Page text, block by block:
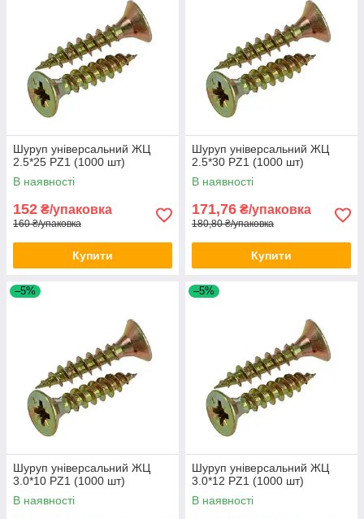
Шуруп універсальний ЖЦ
2.5*25 PZ1 (1000 шт)
В наявності
152 ₴/упаковка
160 ₴/упаковка
Купити
Шуруп універсальний ЖЦ
2.5*30 PZ1 (1000 шт)
В наявності
171,76 ₴/упаковка
180,80 ₴/упаковка
Купити
–5%
Шуруп універсальний ЖЦ
3.0*10 PZ1 (1000 шт)
В наявності
–5%
Шуруп універсальний ЖЦ
3.0*12 PZ1 (1000 шт)
В наявності